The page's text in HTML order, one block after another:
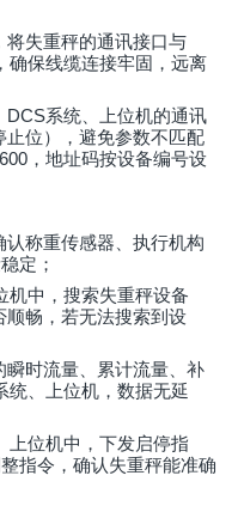
将失重秤的通讯接口与
确保线缆连接牢固，远离
DCS系统、上位机的通讯
位），避免参数不匹配
，地址码按设备编号设
称重传感器、执行机构
定；
机中，搜索失重秤设备
顺畅，若无法搜索到设
时流量、累计流量、补
统、上位机，数据无延
上位机中，下发启停指
指令，确认失重秤能准确